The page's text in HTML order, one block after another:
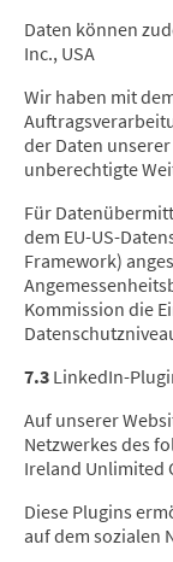
Daten können
Inc., USA
Wir haben mit
der Daten
unberechtigte
Für
dem EU-US-
Framework)
Kommission die
7.3 LinkedIn-
Auf unserer
Netzwerkes des
Ireland Unlimited
Diese Plugins
auf dem sozialen